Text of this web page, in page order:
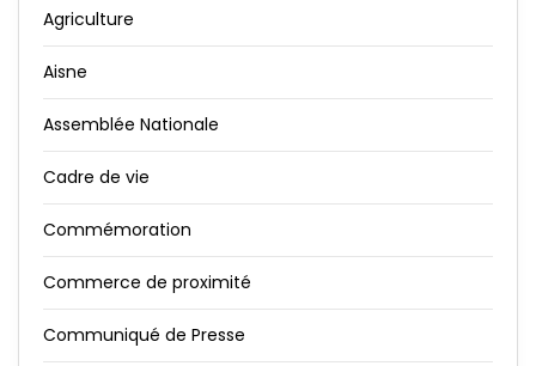
Agriculture
Aisne
Assemblée Nationale
Cadre de vie
Commémoration
Commerce de proximité
Communiqué de Presse